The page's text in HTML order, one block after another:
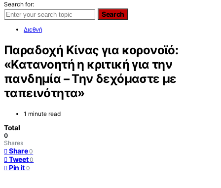
Search for:
Search
Διεθνή
Παραδοχή Κίνας για κορονοϊό:
«Κατανοητή η κριτική για την
πανδημία – Την δεχόμαστε με
ταπεινότητα»
1 minute read
Total
0
Shares
Share 0
Tweet 0
Pin it 0